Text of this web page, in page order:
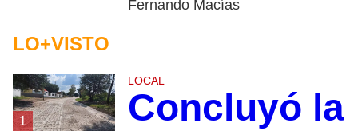
Fernando Macías
LO+VISTO
1
LOCAL
Concluyó la